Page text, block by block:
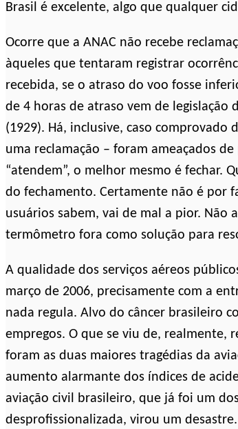
Brasil é excelente, algo que qualquer
Ocorre que a ANAC não recebe
àqueles que tentaram registrar
recebida, se o atraso do voo fosse
de 4 horas de atraso vem de legislação
(1929). Há, inclusive, caso comprovado
uma reclamação – foram ameaçados
“atendem”, o melhor mesmo é fechar.
do fechamento. Certamente não é por
usuários sabem, vai de mal a pior. Não
termômetro fora como solução para
A qualidade dos serviços aéreos
março de 2006, precisamente com a
nada regula. Alvo do câncer brasileiro
empregos. O que se viu de, realmente,
foram as duas maiores tragédias da
aumento alarmante dos índices de
aviação civil brasileiro, que já foi um
desprofissionalizada, virou um desastre.